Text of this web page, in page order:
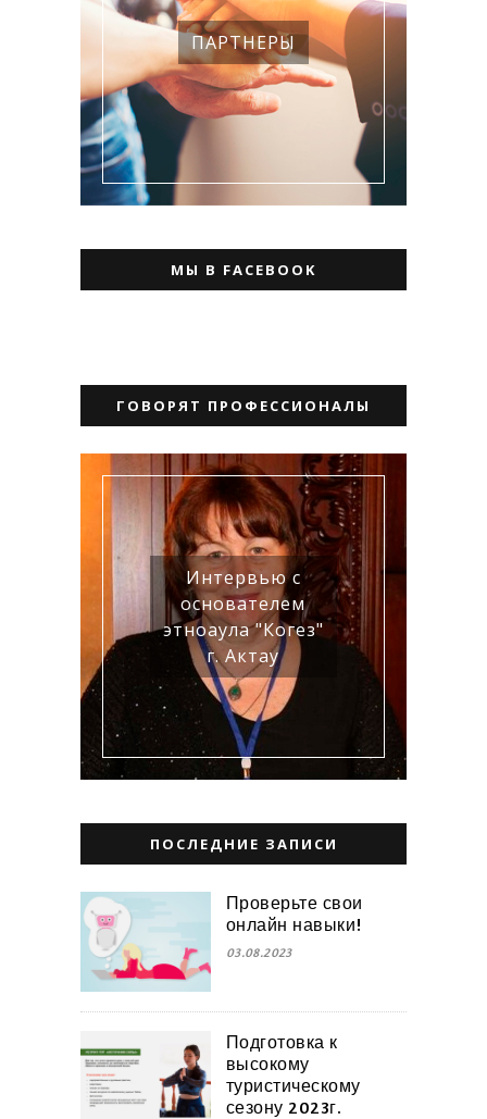
ПАРТНЕРЫ
МЫ В FACEBOOK
ГОВОРЯТ ПРОФЕССИОНАЛЫ
Интервью с
основателем
этноаула "Когез"
г. Актау
ПОСЛЕДНИЕ ЗАПИСИ
Проверьте свои
онлайн навыки!
03.08.2023
Подготовка к
высокому
туристическому
сезону 2023г.